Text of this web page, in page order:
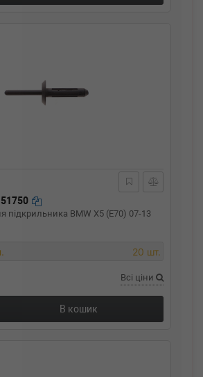
підкрильника BMW X5 (E70) 07-13
20 шт.
Всі ціни
В кошик